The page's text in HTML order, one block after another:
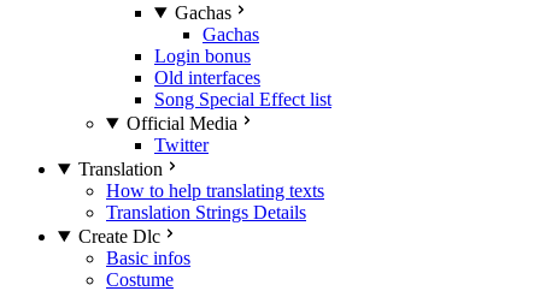
Gachas
Gachas
Login bonus
Old interfaces
Song Special Effect list
Official Media
Twitter
Translation
How to help translating texts
Translation Strings Details
Create Dlc
Basic infos
Costume